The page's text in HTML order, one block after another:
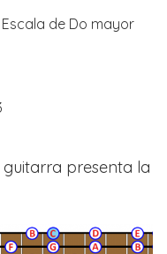
Escala de Do mayor
presenta la